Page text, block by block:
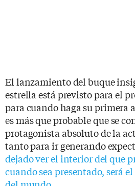
El lanzamiento del buque
estrella está previsto para el
para cuando haga su primera
es más que probable que se
protagonista absoluto de la
tanto para ir generando
dejado ver el interior del que
cuando sea presentado, será